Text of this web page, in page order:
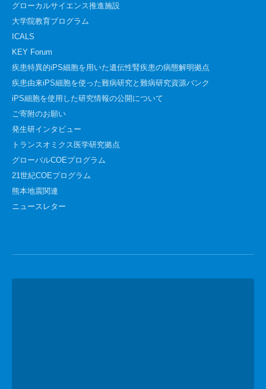
グローカルサイエンス推進施設
大学院教育プログラム
ICALS
KEY Forum
疾患特異的iPS細胞を用いた遺伝性腎疾患の病態解明拠点
疾患由来iPS細胞を使った難病研究と難病研究資源バンク
iPS細胞を使用した研究情報の公開について
ご寄附のお願い
発生研インタビュー
トランスオミクス医学研究拠点
グローバルCOEプログラム
21世紀COEプログラム
熊本地震関連
ニュースレター